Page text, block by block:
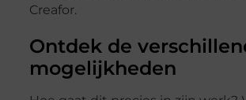
Creafor.
Ontdek de
mogelijkheden